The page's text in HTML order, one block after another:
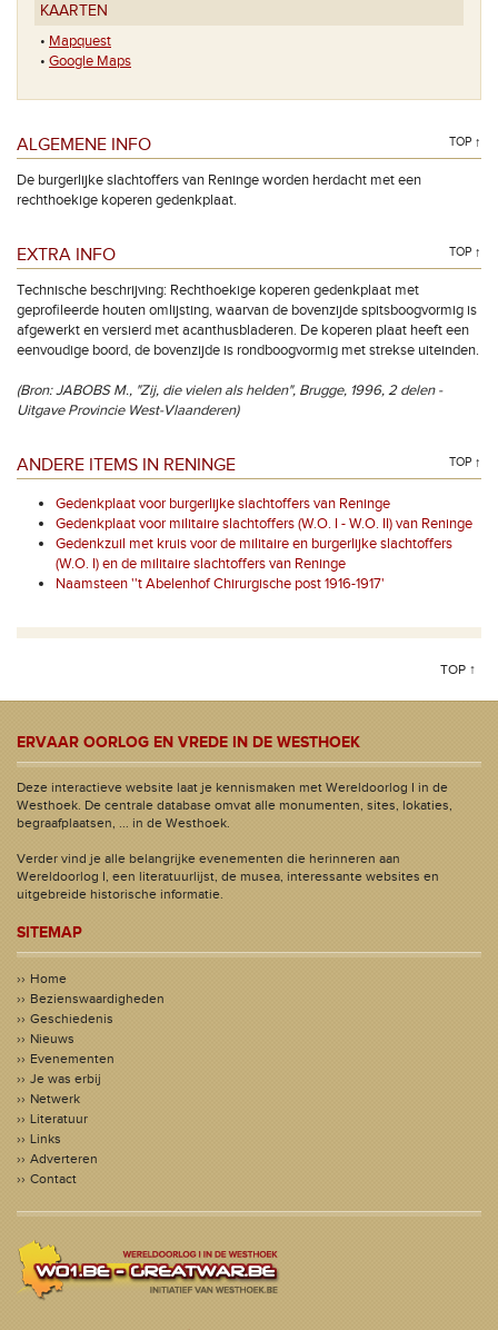
KAARTEN
• Mapquest
• Google Maps
ALGEMENE INFO TOP ↑
De burgerlijke slachtoffers van Reninge worden herdacht met een
rechthoekige koperen gedenkplaat.
EXTRA INFO TOP ↑
Technische beschrijving: Rechthoekige koperen gedenkplaat met
geprofileerde houten omlijsting, waarvan de bovenzijde spitsboogvormig is
afgewerkt en versierd met acanthusbladeren. De koperen plaat heeft een
eenvoudige boord, de bovenzijde is rondboogvormig met strekse uiteinden.
(Bron: JABOBS M., "Zij, die vielen als helden", Brugge, 1996, 2 delen -
Uitgave Provincie West-Vlaanderen)
ANDERE ITEMS IN RENINGE TOP ↑
Gedenkplaat voor burgerlijke slachtoffers van Reninge
Gedenkplaat voor militaire slachtoffers (W.O. I - W.O. II) van Reninge
Gedenkzuil met kruis voor de militaire en burgerlijke slachtoffers
(W.O. I) en de militaire slachtoffers van Reninge
Naamsteen ''t Abelenhof Chirurgische post 1916-1917'
TOP ↑
ERVAAR OORLOG EN VREDE IN DE WESTHOEK
Deze interactieve website laat je kennismaken met Wereldoorlog I in de
Westhoek. De centrale database omvat alle monumenten, sites, lokaties,
begraafplaatsen, ... in de Westhoek.
Verder vind je alle belangrijke evenementen die herinneren aan
Wereldoorlog I, een literatuurlijst, de musea, interessante websites en
uitgebreide historische informatie.
SITEMAP
Home
Bezienswaardigheden
Geschiedenis
Nieuws
Evenementen
Je was erbij
Netwerk
Literatuur
Links
Adverteren
Contact